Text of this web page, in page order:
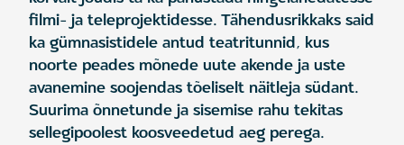
filmi- ja teleprojektidesse. Tähendusrikkaks said
ka gümnasistidele antud teatritunnid, kus
noorte peades mõnede uute akende ja uste
avanemine soojendas tõeliselt näitleja südant.
Suurima õnnetunde ja sisemise rahu tekitas
sellegipoolest koosveedetud aeg perega.